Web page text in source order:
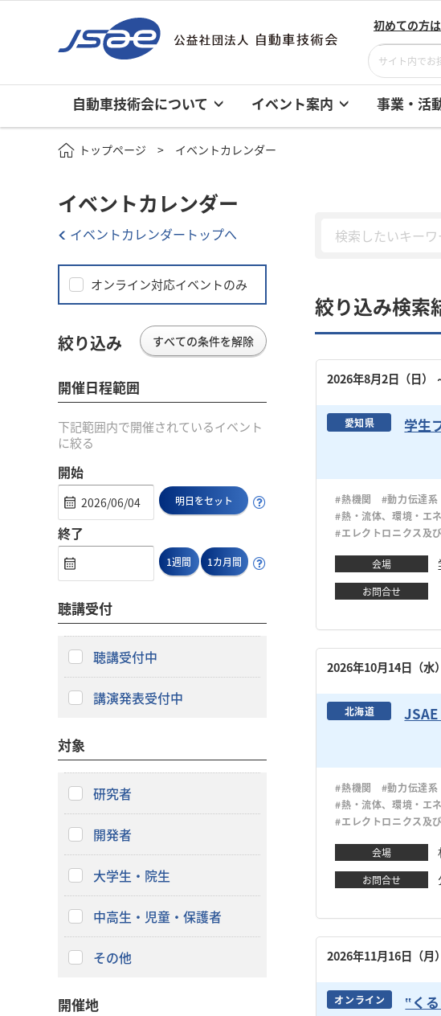
初めての方
自動車技術会について イベント案内 事業・活
トップページ イベントカレンダー
絞り込み検索
2026年8月2日（日）
愛知県 学生
#熱機関 #動力伝達系
#熱・流体、環境・エ
#エレクトロニクス
会場
お問合せ
2026年10月14日（水）
北海道
#熱機関 #動力伝達系
#熱・流体、環境・エ
#エレクトロニクス
会場
お問合せ
2026年11月16日（月）
オンライン ‟く
イベントカレンダー
イベントカレンダートップへ
オンライン対応イベントのみ
絞り込み すべての条件を解除
開催日程範囲
下記範囲内で開催されているイベント
に絞る
開始
明日をセット
終了
1週間 1カ月間
聴講受付
聴講受付中
講演発表受付中
対象
研究者
開発者
大学生・院生
中高生・児童・保護者
その他
開催地